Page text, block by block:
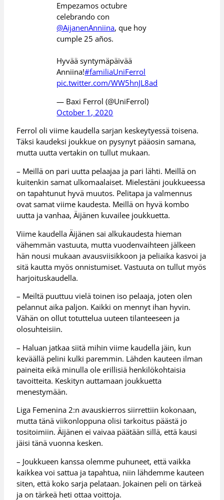
Empezamos octubre
celebrando con
@AijanenAnniina, que hoy
cumple 25 años.
Hyvää syntymäpäivää
Anniina!#familiaUniFerrol
pic.twitter.com/WW5hnJL8ad
— Baxi Ferrol (@UniFerrol)
October 1, 2020
Ferrol oli viime kaudella sarjan keskeytyessä toisena.
Täksi kaudeksi joukkue on pysynyt pääosin samana,
mutta uutta vertakin on tullut mukaan.
– Meillä on pari uutta pelaajaa ja pari lähti. Meillä on
kuitenkin samat ulkomaalaiset. Mielestäni joukkueessa
on tapahtunut hyvä muutos. Pelitapa ja valmennus
ovat samat viime kaudesta. Meillä on hyvä kombo
uutta ja vanhaa, Äijänen kuvailee joukkuetta.
Viime kaudella Äijänen sai alkukaudesta hieman
vähemmän vastuuta, mutta vuodenvaihteen jälkeen
hän nousi mukaan avausviisikkoon ja peliaika kasvoi ja
sitä kautta myös onnistumiset. Vastuuta on tullut myös
harjoituskaudella.
– Meiltä puuttuu vielä toinen iso pelaaja, joten olen
pelannut aika paljon. Kaikki on mennyt ihan hyvin.
Vähän on ollut totuttelua uuteen tilanteeseen ja
olosuhteisiin.
– Haluan jatkaa siitä mihin viime kaudella jäin, kun
keväällä pelini kulki paremmin. Lähden kauteen ilman
paineita eikä minulla ole erillisiä henkilökohtaisia
tavoitteita. Keskityn auttamaan joukkuetta
menestymään.
Liga Femenina 2:n avauskierros siirrettiin kokonaan,
mutta tänä viikonloppuna olisi tarkoitus päästä jo
tositoimiin. Äijänen ei vaivaa päätään sillä, että kausi
jäisi tänä vuonna kesken.
– Joukkueen kanssa olemme puhuneet, että vaikka
kaikkea voi sattua ja tapahtua, niin lähdemme kauteen
siten, että koko sarja pelataan. Jokainen peli on tärkeä
ja on tärkeä heti ottaa voittoja.